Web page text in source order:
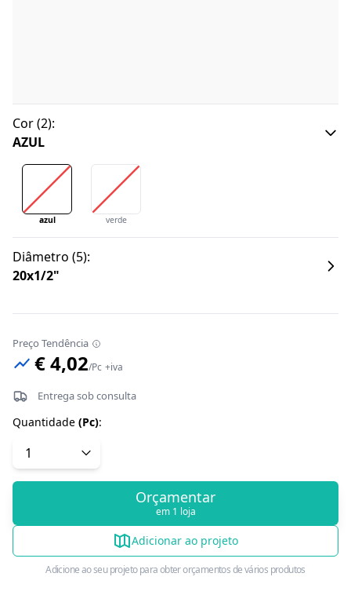
Cor(2):
AZUL
azul verde
Diâmetro (5):
20x1/2"
Preço Tendência
€ 4,02/Pc +iva
Entrega sob consulta
Quantidade (Pc):
Orçamentar
em 1 loja
Adicionar ao projeto
Adicione ao seu projeto para obter orçamentos de vários produtos